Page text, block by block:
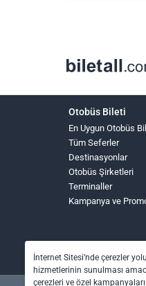
Otobüs Bileti
En Uygun Otobüs
Tüm Seferler
Destinasyonlar
Otobüs Şirketleri
Terminaller
Kampanya ve
İnternet Sitesi’nde çerezler
hizmetlerinin sunulması
çerezleri ve özel kampanyaları